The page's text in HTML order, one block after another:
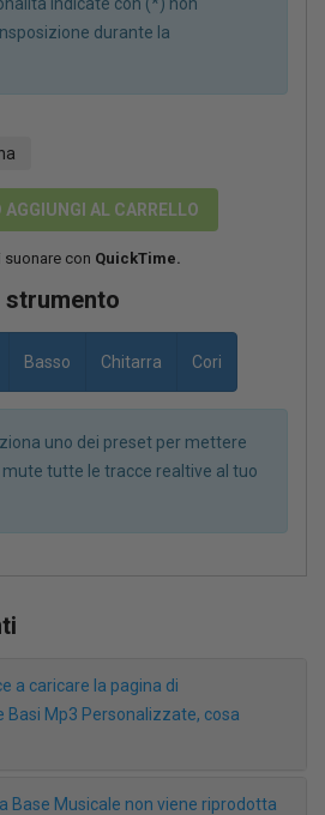
durante la
AGGIUNGI AL CARRELLO
suonare con QuickTime.
strumento
Basso Chitarra Cori
uno dei preset per mettere
tutte le tracce realtive al tuo
a caricare la pagina di
Mp3 Personalizzate, cosa
Base Musicale non viene riprodotta